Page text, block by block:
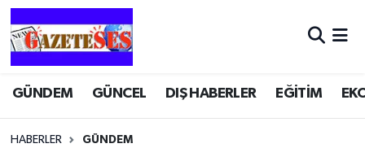
GÜNDEM GÜNCEL DIŞ HABERLER EĞİTİM
HABERLER GÜNDEM